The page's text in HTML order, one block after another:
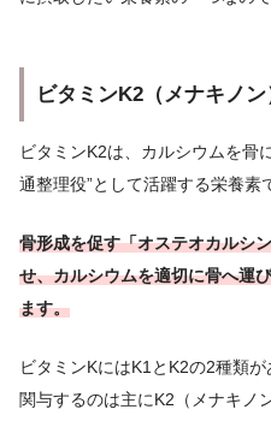
ビタミンK2（メナキノン
ビタミンK2は、カルシウムを骨
通整理役”として活躍する栄養素
骨形成を促す「オステオカルシ
せ、カルシウムを適切に骨へ運
ます。
ビタミンKにはK1とK2の2種類
関与するのは主にK2（メナキノ